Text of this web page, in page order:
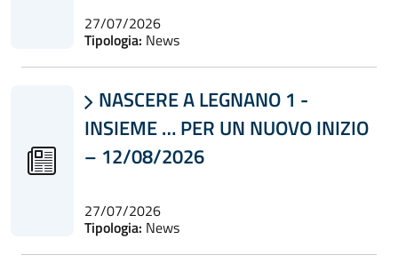
27/07/2026
Tipologia: News
 NASCERE A LEGNANO 1 -
INSIEME … PER UN NUOVO INIZIO
– 12/08/2026
27/07/2026
Tipologia: News